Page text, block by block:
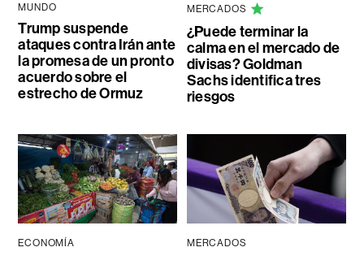
MUNDO
Trump suspende
ataques contra Irán ante
la promesa de un pronto
acuerdo sobre el
estrecho de Ormuz
MERCADOS
¿Puede terminar la
calma en el mercado de
divisas? Goldman
Sachs identifica tres
riesgos
ECONOMÍA MERCADOS